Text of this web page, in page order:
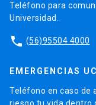
Teléfono para
Universidad.
phone (56)95504 4000
EMERGENCIAS UC
Teléfono en caso de